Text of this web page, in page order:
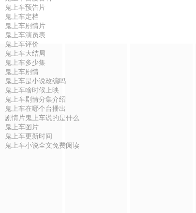
鬼上车预告片
鬼上车定档
鬼上车剧情片
鬼上车演员表
鬼上车评价
鬼上车大结局
鬼上车多少集
鬼上车剧情
鬼上车是小说改编吗
鬼上车啥时候上映
鬼上车剧情分集介绍
鬼上车在哪个台播出
剧情片鬼上车说的是什么
鬼上车图片
鬼上车更新时间
鬼上车小说全文免费阅读